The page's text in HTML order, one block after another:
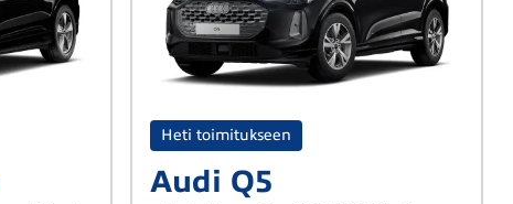
Heti toimitukseen
Audi Q5